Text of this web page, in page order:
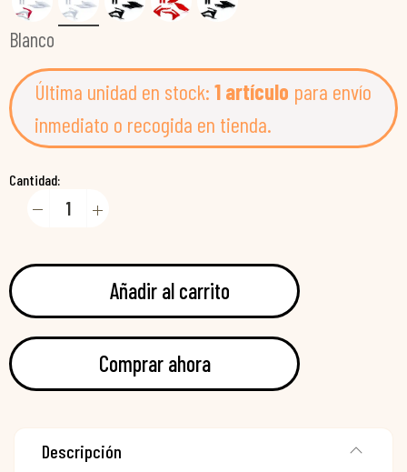
Blanco
Última unidad en stock: 1 artículo para envío
inmediato o recogida en tienda.
Cantidad:
Añadir al carrito
Comprar ahora
Descripción